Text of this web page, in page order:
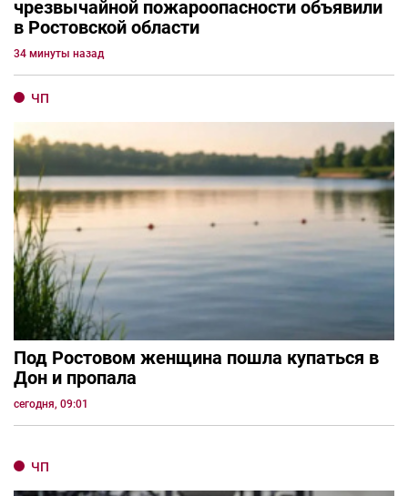
чрезвычайной пожароопасности объявили
в Ростовской области
34 минуты назад
ЧП
Под Ростовом женщина пошла купаться в
Дон и пропала
сегодня, 09:01
ЧП